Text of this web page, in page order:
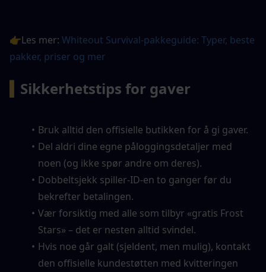
👉Les mer: Whiteout Survival-pakkeguide: Typer, beste
pakker, priser og mer
Sikkerhetstips for gaver
Bruk alltid den offisielle butikken for å gi gaver.
Del aldri dine egne påloggingsdetaljer med
noen (og ikke spør andre om deres).
Dobbeltsjekk spiller-ID-en to ganger før du
bekrefter betalingen.
Vær forsiktig med alle som tilbyr «gratis Frost
Stars» – det er nesten alltid svindel.
Hvis noe går galt (sjeldent, men mulig), kontakt
den offisielle kundestøtten med kvitteringen